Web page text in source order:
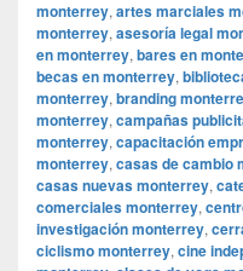
monterrey, artes marciales
monterrey, asesoría legal
en monterrey, bares en
becas en monterrey,
monterrey, branding
monterrey, campañas
monterrey, capacitación
monterrey, casas de cambio
casas nuevas monterrey,
comerciales monterrey,
investigación monterrey,
ciclismo monterrey, cine